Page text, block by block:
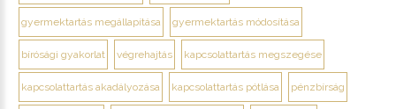
gyermektartás megállapítása gyermektartás módosítása
bírósági gyakorlat végrehajtás kapcsolattartás megszegése
kapcsolattartás akadályozása kapcsolattartás pótlása pénzbírság